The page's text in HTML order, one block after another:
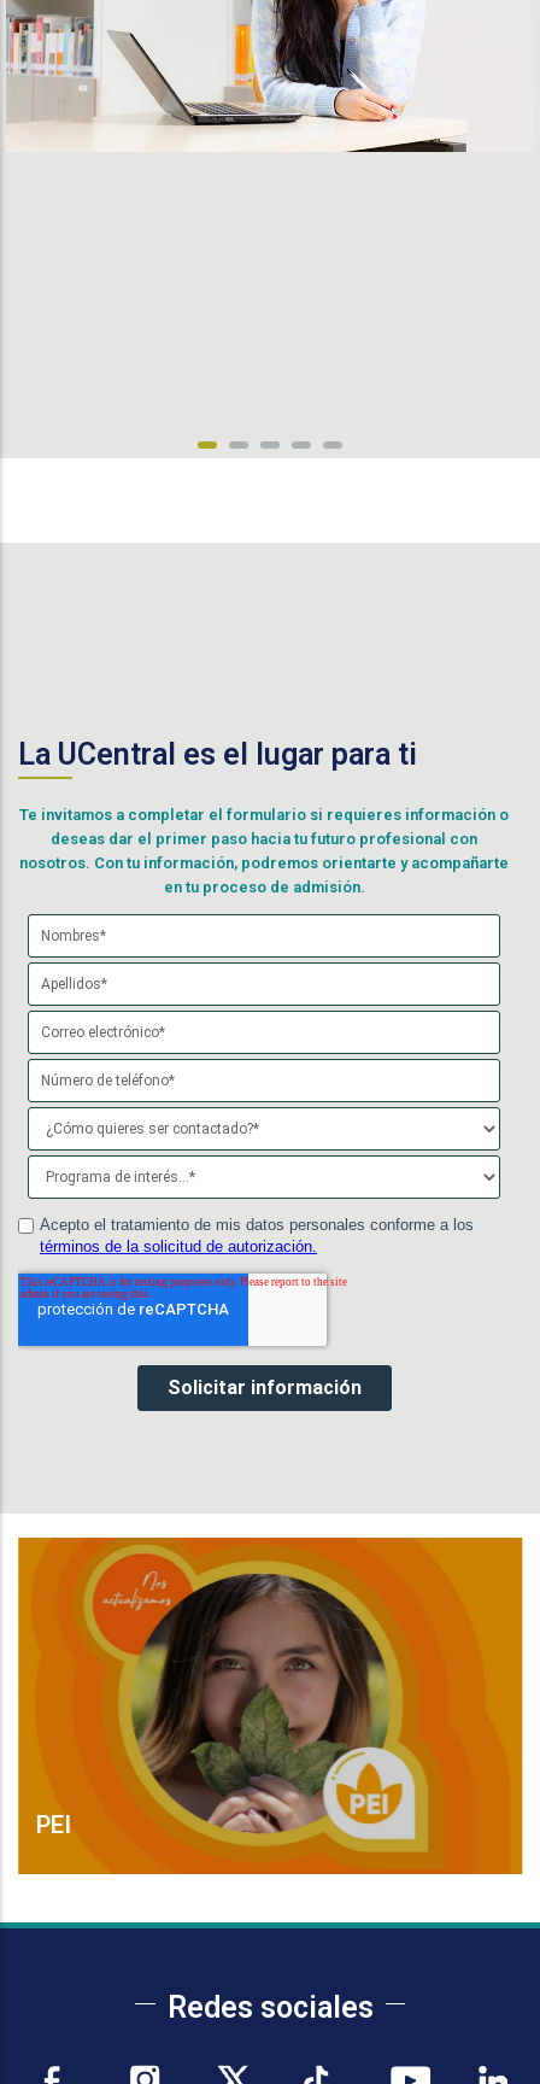
La UCentral es el lugar para ti
Te invitamos a completar el formulario si requieres información o
deseas dar el primer paso hacia tu futuro profesional con
nosotros. Con tu información, podremos orientarte y acompañarte
en tu proceso de admisión.
PEI
Redes sociales